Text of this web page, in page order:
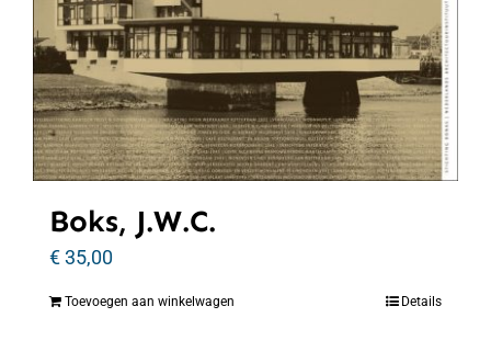
Boks, J.W.C.
€35,00
Toevoegen aan winkelwagen Details